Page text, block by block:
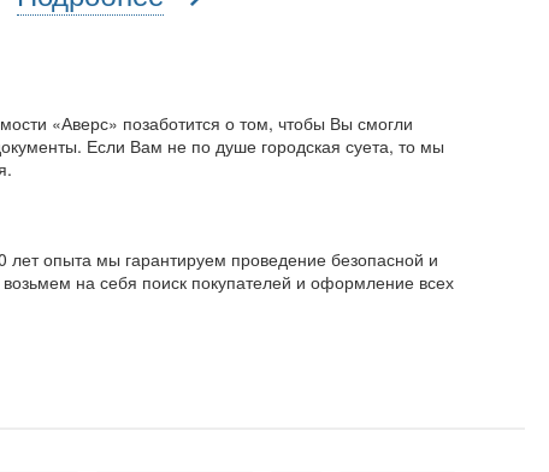
«Аверс» позаботится о том, чтобы Вы смогли
Если Вам не по душе городская суета, то мы
опыта мы гарантируем проведение безопасной и
на себя поиск покупателей и оформление всех